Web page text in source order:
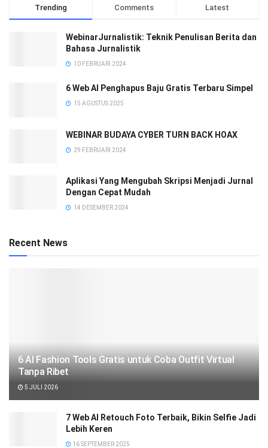
Trending Comments Latest
WebinarJurnalistik: Teknik Penulisan Berita dan
Bahasa Jurnalistik
10 FEBRUARI 2024
6 Web AI Penghapus Baju Gratis Terbaru Simpel
15 AGUSTUS 2025
WEBINAR BUDAYA CYBER TURN BACK HOAX
29 FEBRUARI 2024
Aplikasi Yang Mengubah Skripsi Menjadi Jurnal
Dengan Cepat Mudah
14 DESEMBER 2024
Recent News
6 AI Fashion Tools Gratis untuk Coba Outfit Virtual
Tanpa Ribet
5 JULI 2026
7 Web AI Retouch Foto Terbaik, Bikin Selfie Jadi
Lebih Keren
16 SEPTEMBER 2025